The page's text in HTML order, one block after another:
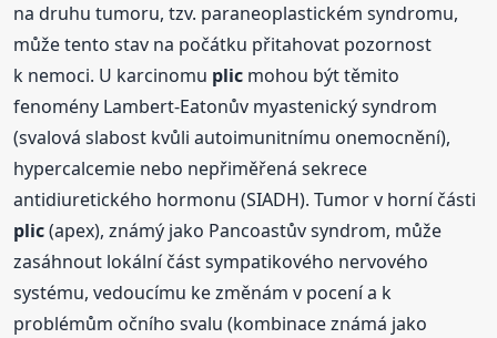
na druhu tumoru, tzv. paraneoplastickém syndromu,
může tento stav na počátku přitahovat pozornost
k nemoci. U karcinomu plic mohou být těmito
fenomény Lambert-Eatonův myastenický syndrom
(svalová slabost kvůli autoimunitnímu onemocnění),
hypercalcemie nebo nepřiměřená sekrece
antidiuretického hormonu (SIADH). Tumor v horní části
plic(apex), známý jako Pancoastův syndrom, může
zasáhnout lokální část sympatikového nervového
systému, vedoucímu ke změnám v pocení a k
problémům očního svalu (kombinace známá jako